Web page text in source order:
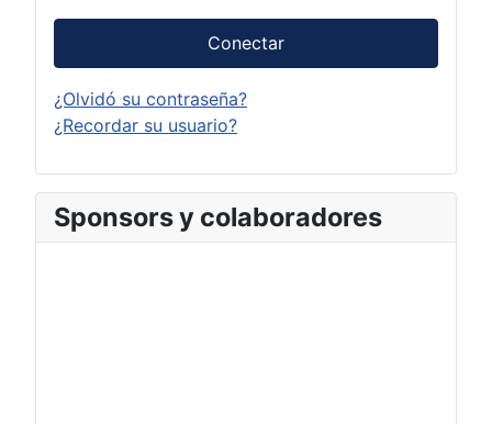
Conectar
¿Olvidó su contraseña?
¿Recordar su usuario?
Sponsors y colaboradores